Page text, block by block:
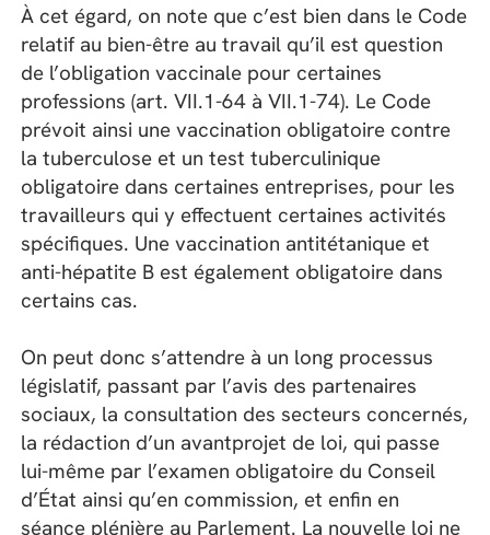
À cet égard, on note que c’est bien dans le Code
relatif au bien-être au travail qu’il est question
de l’obligation vaccinale pour certaines
professions (art. VII.1-64 à VII.1-74). Le Code
prévoit ainsi une vaccination obligatoire contre
la tuberculose et un test tuberculinique
obligatoire dans certaines entreprises, pour les
travailleurs qui y effectuent certaines activités
spécifiques. Une vaccination antitétanique et
anti-hépatite B est également obligatoire dans
certains cas.
On peut donc s’attendre à un long processus
législatif, passant par l’avis des partenaires
sociaux, la consultation des secteurs concernés,
la rédaction d’un avantprojet de loi, qui passe
lui-même par l’examen obligatoire du Conseil
d’État ainsi qu’en commission, et enfin en
séance plénière au Parlement. La nouvelle loi ne